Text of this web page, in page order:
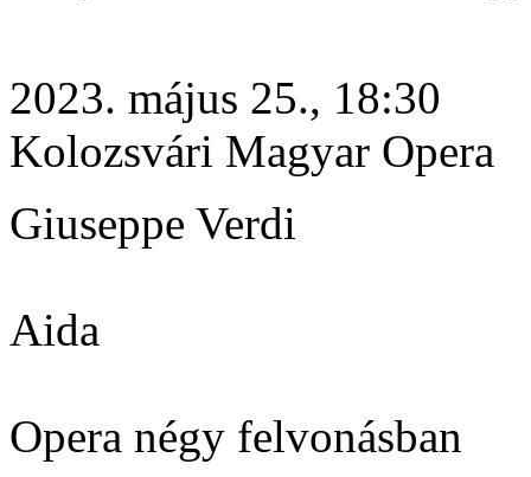
2023. május 25., 18:30
Kolozsvári Magyar Opera
Giuseppe Verdi
Aida
Opera négy felvonásban